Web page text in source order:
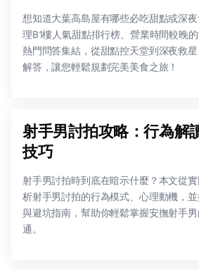
想知道大葉高島屋有哪些必吃甜點或深
理B1樓人氣甜點排行榜、營業時間較晚
熱門問答集結，從甜點控天堂到深夜救
解答，讓您輕鬆規劃完美美食之旅！
射手男討拍攻略：行為解
技巧
射手男討拍時到底在暗示什麼？本文從
析射手男討拍的行為模式、心理動機，
與避坑指南，幫助你輕鬆掌握安撫射手
通。